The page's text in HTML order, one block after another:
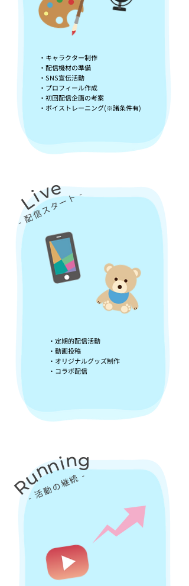
・キャラクター制作
・配信機材の準備
・SNS宣伝活動
・プロフィール作成
・初回配信企画の考案
・ボイストレーニング(※諸条件有)
L
ive
​- 配信スタート -
・定期的配信活動
・動画投稿
・オリジナルグッズ制作
・コラボ配信
​R
unn
ing
​- 活動の継続 -